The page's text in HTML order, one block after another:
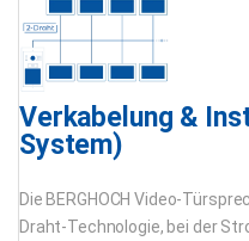
Verkabelung &
System)
Die BERGHOCH Video-
Draht-Technologie, bei der